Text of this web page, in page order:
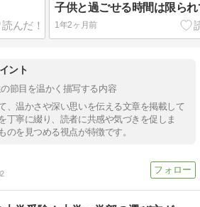
子供と過ごせる時間は限ら
1年2ヶ月前
ント
節目を温かく描写する内容
、温かさや深い思いを伝える文章を掲載して
丁寧に綴り、読者に共感や気づきを促しま
のを見つめる視点が特徴です。